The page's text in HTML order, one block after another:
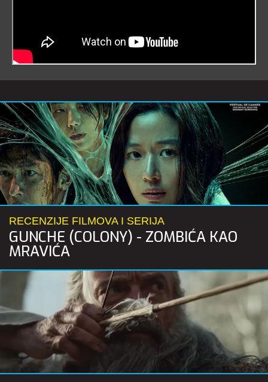
RECENZIJE FILMOVA I SERIJA
GUNCHE (COLONY) - ZOMBIĆA KAO
MRAVIĆA